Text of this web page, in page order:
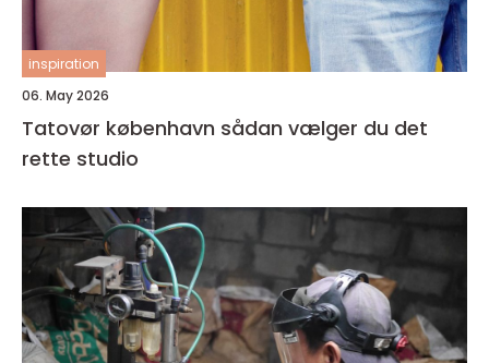
inspiration
06. May 2026
Tatovør københavn sådan vælger du det
rette studio